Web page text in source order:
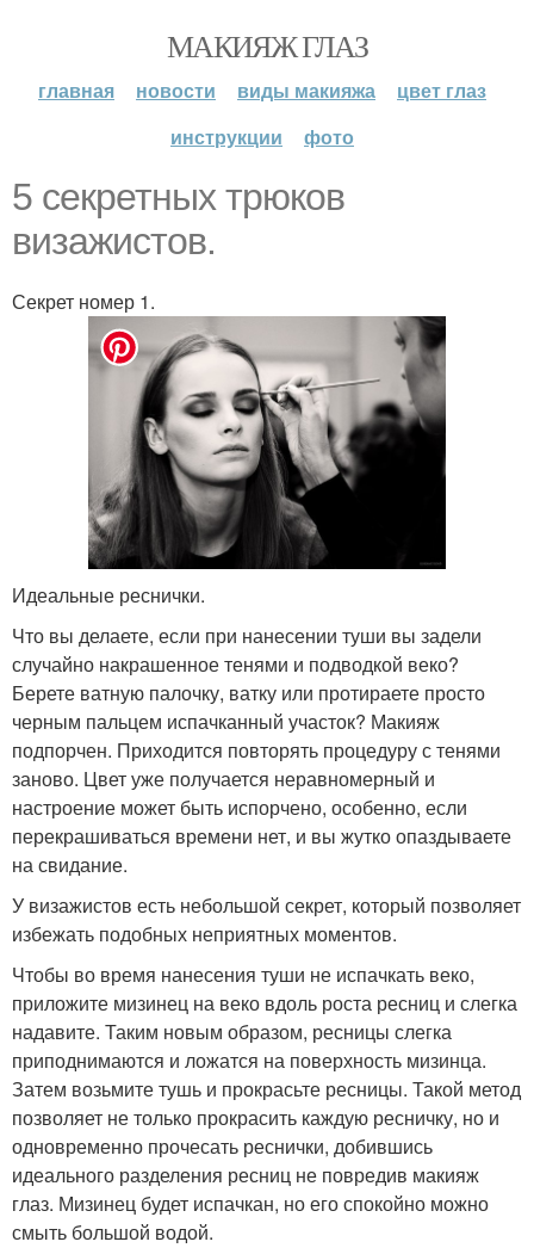
МАКИЯЖ ГЛАЗ
главная новости виды макияжа
цвет глаз
инструкции
фото
5 секретных трюков
визажистов.
Секрет номер 1.
Идеальные реснички.
Что вы делаете, если при нанесении туши вы задели
случайно накрашенное тенями и подводкой веко?
Берете ватную палочку, ватку или протираете просто
черным пальцем испачканный участок? Макияж
подпорчен. Приходится повторять процедуру с тенями
заново. Цвет уже получается неравномерный и
настроение может быть испорчено, особенно, если
перекрашиваться времени нет, и вы жутко опаздываете
на свидание.
У визажистов есть небольшой секрет, который позволяет
избежать подобных неприятных моментов.
Чтобы во время нанесения туши не испачкать веко,
приложите мизинец на веко вдоль роста ресниц и слегка
надавите. Таким новым образом, ресницы слегка
приподнимаются и ложатся на поверхность мизинца.
Затем возьмите тушь и прокрасьте ресницы. Такой метод
позволяет не только прокрасить каждую ресничку, но и
одновременно прочесать реснички, добившись
идеального разделения ресниц не повредив макияж
глаз. Мизинец будет испачкан, но его спокойно можно
смыть большой водой.